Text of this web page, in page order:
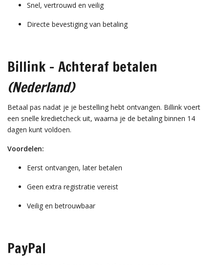
Snel, vertrouwd en veilig
Directe bevestiging van betaling
Billink – Achteraf betalen
(Nederland)
Betaal pas nadat je je bestelling hebt ontvangen. Billink voert
een snelle kredietcheck uit, waarna je de betaling binnen 14
dagen kunt voldoen.
Voordelen:
Eerst ontvangen, later betalen
Geen extra registratie vereist
Veilig en betrouwbaar
PayPal